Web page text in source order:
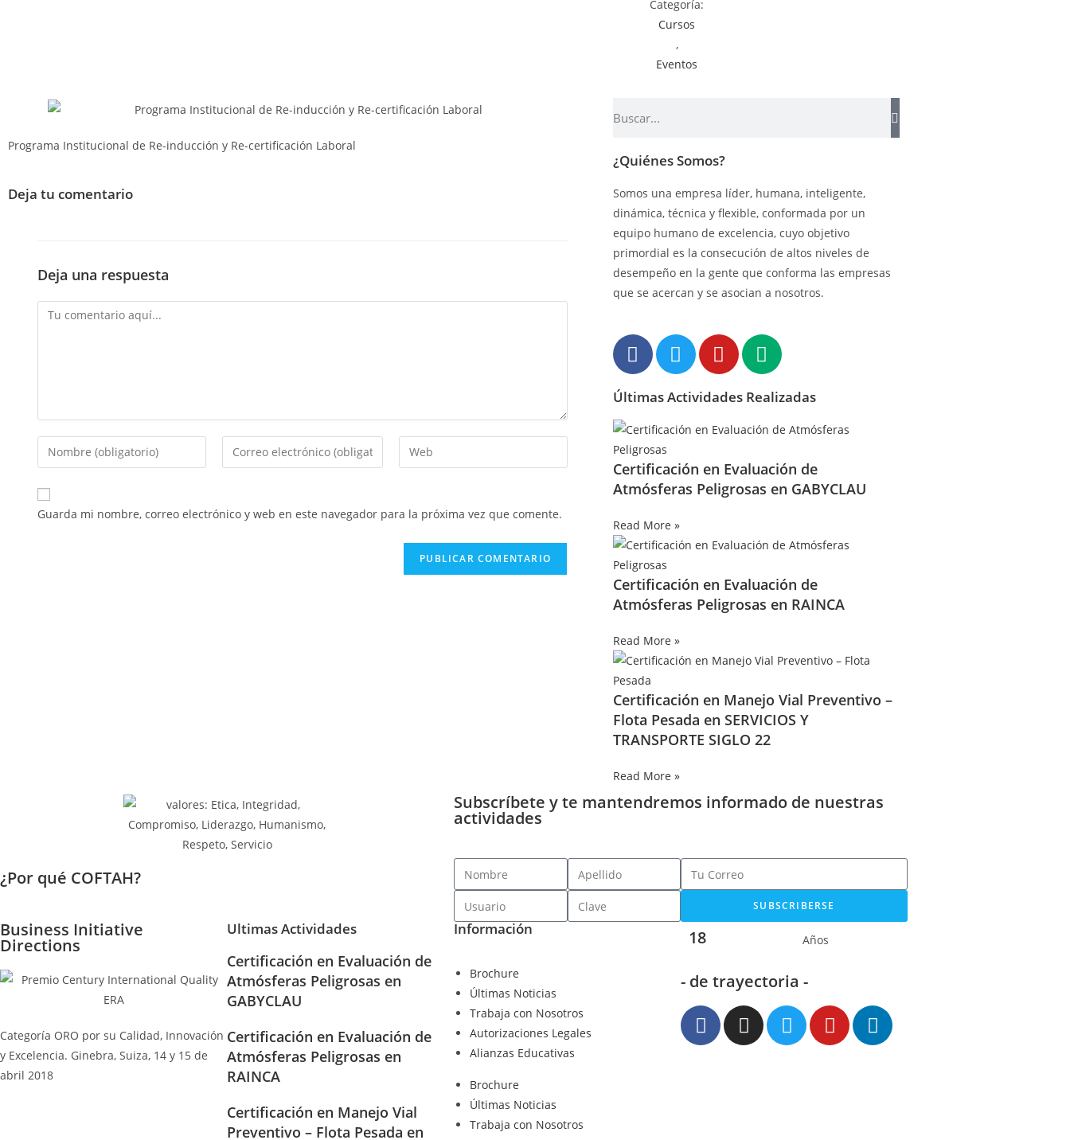
Categoría:
Cursos
,
Eventos
Programa Institucional de Re-inducción y Re-certificación Laboral
Deja tu comentario
Deja una respuesta
Guarda mi nombre, correo electrónico y web en este navegador para la próxima vez que comente.
¿Quiénes Somos?
Somos una empresa líder, humana, inteligente,
dinámica, técnica y flexible, conformada por un
equipo humano de excelencia, cuyo objetivo
primordial es la consecución de altos niveles de
desempeño en la gente que conforma las empresas
que se acercan y se asocian a nosotros.
Últimas Actividades Realizadas
Certificación en Evaluación de
Atmósferas Peligrosas en GABYCLAU
Read More »
Certificación en Evaluación de
Atmósferas Peligrosas en RAINCA
Read More »
Certificación en Manejo Vial Preventivo –
Flota Pesada en SERVICIOS Y
TRANSPORTE SIGLO 22
Read More »
¿Por qué COFTAH?
Subscríbete y te mantendremos informado de nuestras
actividades
SUBSCRIBERSE
Business Initiative
Directions
Categoría ORO por su Calidad, Innovación
y Excelencia. Ginebra, Suiza, 14 y 15 de
abril 2018
Ultimas Actividades
Certificación en Evaluación de
Atmósferas Peligrosas en
GABYCLAU
Certificación en Evaluación de
Atmósferas Peligrosas en
RAINCA
Certificación en Manejo Vial
Preventivo – Flota Pesada en
Información
Brochure
Últimas Noticias
Trabaja con Nosotros
Autorizaciones Legales
Alianzas Educativas
Brochure
Últimas Noticias
Trabaja con Nosotros
18 Años
- de trayectoria -